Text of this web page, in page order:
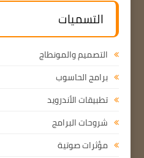
التسميات
التصميم والمونطاج
برامج الحاسوب
تطبيقات الأندرويد
شروحات البرامج
مؤثرات صوتية